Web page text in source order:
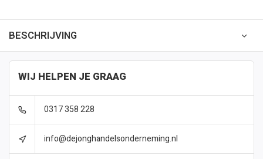
BESCHRIJVING
WIJ HELPEN JE GRAAG
0317 358 228
info@dejonghandelsonderneming.nl